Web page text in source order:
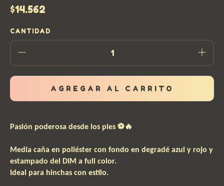
$14.562
CANTIDAD
Pasión poderosa desde los pies ⚽🔥
Media caña en poliéster con fondo en degradé azul y rojo y
estampado del DIM a full color.
Ideal para hinchas con estilo.